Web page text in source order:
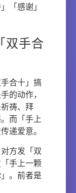
「感谢」
双手合
合十」搞
的动作，
祷、拜
而「手上
递爱意。
方发「双
手上一颗
。前者是